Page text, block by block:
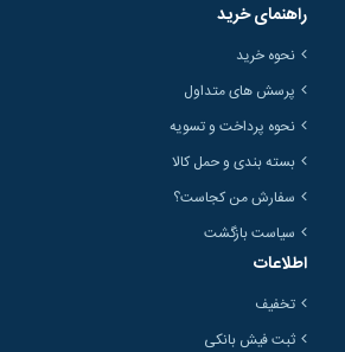
راهنمای خرید
نحوه خرید
پرسش های متداول
نحوه پرداخت و تسویه
بسته بندی و حمل کالا
سفارش من کجاست؟
سیاست بازگشت
اطلاعات
تخفیف
ثبت فیش بانکی